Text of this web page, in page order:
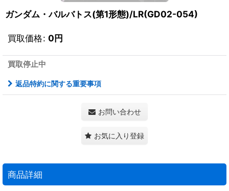
ガンダム・バルバトス(第1形態)/LR(GD02-054)
買取価格: 0円
買取停止中
返品特約に関する重要事項
お問い合わせ
お気に入り登録
商品詳細